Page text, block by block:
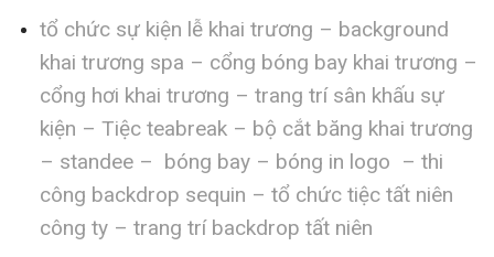
tổ chức sự kiện lễ khai trương – background
khai trương spa – cổng bóng bay khai trương –
cổng hơi khai trương – trang trí sân khấu sự
kiện – Tiệc teabreak – bộ cắt băng khai trương
– standee – bóng bay – bóng in logo – thi
công backdrop sequin – tổ chức tiệc tất niên
công ty – trang trí backdrop tất niên